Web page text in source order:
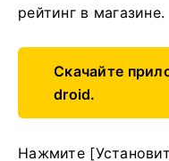
рейтинг в магазине.
Скачайте
droid.
Нажмите